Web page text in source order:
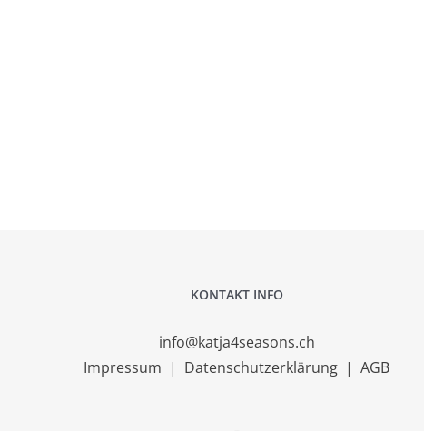
KONTAKT INFO
info@katja4seasons.ch
Impressum | Datenschutzerklärung |AGB